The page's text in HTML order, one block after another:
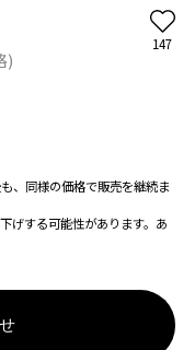
)
147
、同様の価格で販売を継続ま
げする可能性があります。あ